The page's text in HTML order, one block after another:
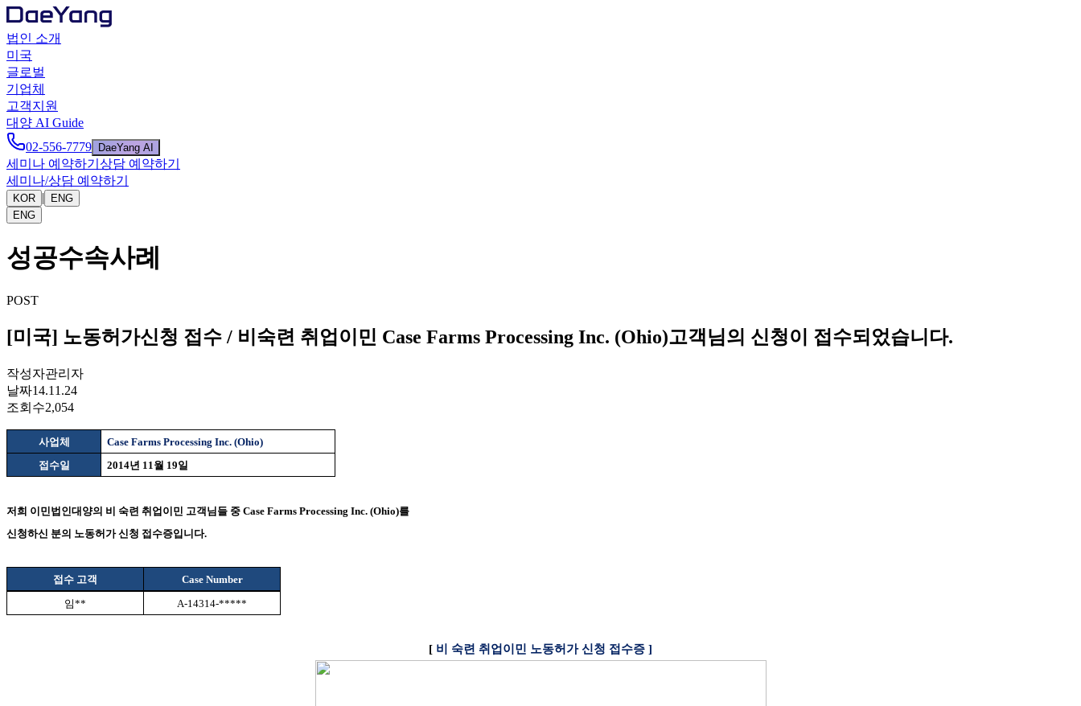
법인 소개
미국
글로벌
기업체
고객지원
대양 AI Guide
02-556-7779
DaeYang AI
세미나 예약하기 상담 예약하기
세미나/상담 예약하기
KOR |
ENG
ENG
성공수속사례
POST
[미국] 노동허가신청 접수 / 비숙련 취업이민 Case Farms Processing Inc. (Ohio)고객님의 신청이 접수되었습니다.
작성자관리자
날짜14.11.24
조회수2,054
사업체
Case Farms Processing Inc. (Ohio)
접수일
2014년 11 월 19일
저희 이민법인대양의 비 숙련 취업이민 고객님들 중 Case Farms Processing Inc. (Ohio)를
신청하신 분의 노동허가 신청 접수증입니다.
접수 고객
Case Number
임** A-14314-*****
[ 비 숙련 취업이민 노동허가 신청 접수증 ]